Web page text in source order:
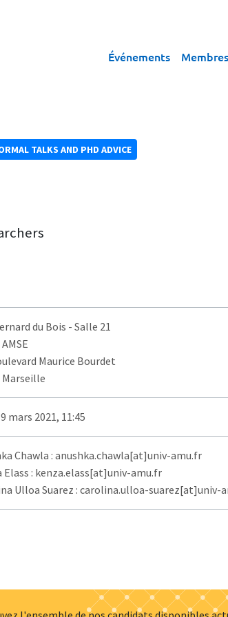
Événements Membres
TALKS AND PHD ADVICE
du Bois - Salle 21
Maurice Bourdet
Marseille
mars 2021, 11:45
Chawla : anushka.chawla[at]univ-amu.fr
Elass : kenza.elass[at]univ-amu.fr
Ulloa Suarez : carolina.ulloa-suarez[at]univ-